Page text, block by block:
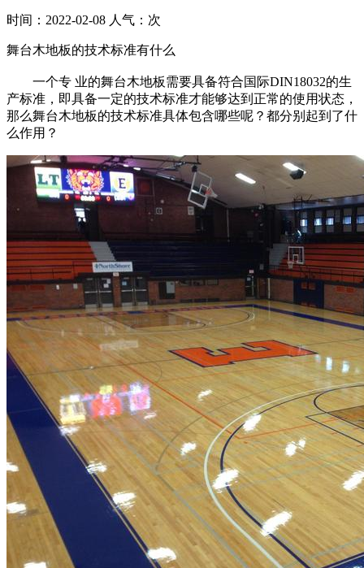
时间：2022-02-08 人气： 次
舞台木地板的技术标准有什么
一个专 业的舞台木地板需要具备符合国际DIN18032的生
产标准，即具备一定的技术标准才能够达到正常的使用状态，
那么舞台木地板的技术标准具体包含哪些呢？都分别起到了什
么作用？